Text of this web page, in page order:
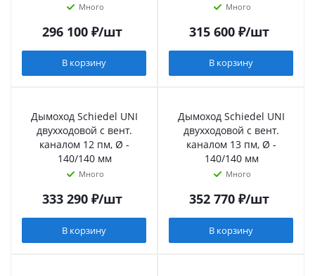
Много
296 100₽/шт
В корзину
Много
315 600₽/шт
В корзину
Дымоход Schiedel UNI
двухходовой с вент.
каналом 12 пм, Ø -
140/140 мм
Много
333 290₽/шт
В корзину
Дымоход Schiedel UNI
двухходовой с вент.
каналом 13 пм, Ø -
140/140 мм
Много
352 770₽/шт
В корзину